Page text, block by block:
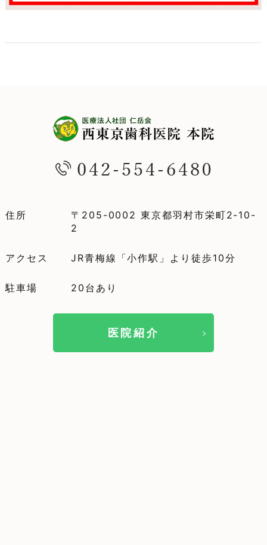
住所
〒205-0002 東京都羽村市栄町2-10-
2
アクセス JR青梅線「小作駅」より徒歩10分
駐車場 20台あり
医院紹介